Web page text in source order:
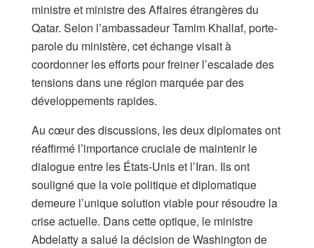
ministre et ministre des Affaires étrangères du
Qatar. Selon l’ambassadeur Tamim Khallaf, porte-
parole du ministère, cet échange visait à
coordonner les efforts pour freiner l’escalade des
tensions dans une région marquée par des
développements rapides.
Au cœur des discussions, les deux diplomates ont
réaffirmé l’importance cruciale de maintenir le
dialogue entre les États-Unis et l’Iran. Ils ont
souligné que la voie politique et diplomatique
demeure l’unique solution viable pour résoudre la
crise actuelle. Dans cette optique, le ministre
Abdelatty a salué la décision de Washington de